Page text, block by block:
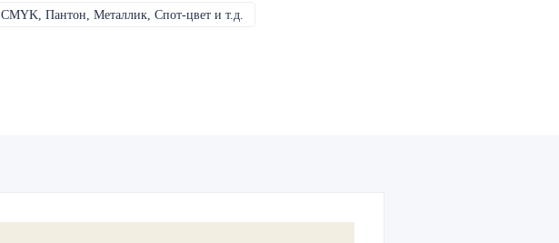
CMYK, Пантон, Металлик, Спот-цвет и т.д.